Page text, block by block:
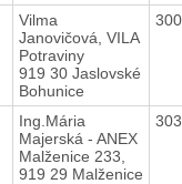
Vilma
Janovičová, VILA
Potraviny
919 30 Jaslovské
Bohunice
Ing.Mária
Majerská - ANEX
Malženice 233,
919 29 Malženice